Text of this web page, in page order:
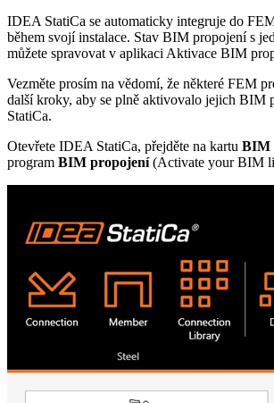
IDEA StatiCa se automaticky integruje do
během svojí instalace. Stav BIM propojení s
můžete spravovat v aplikaci Aktivace BIM
Vezměte prosím na vědomí, že některé FEM
další kroky, aby se plně aktivovalo jejich BIM
StatiCa.
Otevřete IDEA StatiCa, přejděte na kartu BIM
program BIM propojení(Activate your BIM